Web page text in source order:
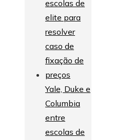
Yale, Duke e
Columbia
entre
escolas de